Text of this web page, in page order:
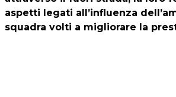
aspetti legati all’influenza
squadra volti a migliorare la